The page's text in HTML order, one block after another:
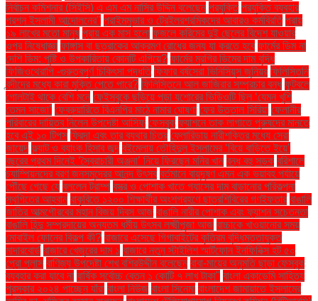
নির্বাচন কমিশনার (সিইসি) এ এম এম নাসির উদ্দিন বলেছেন প্রযুক্তি প্রযুক্তি ব্যবহার
প্রশ্ন ইসলামী আন্দোলনের" প্রাইমমুভার ও ট্রেইলরশ্রমিকদের আবারও কর্মবিরতি প্রায়
১৯ লাখের মতো মানুষ প্রায় এক মাস হলো ফজলে করিমের দুই ছেলের বিদেশ যাওয়ার
ওপর নিষেধাজ্ঞা ফাঙ্গাস বা ছত্রাকের আক্রমণ রোধের জন্য যা করতে হবে ফার্মের ডিম না
দেশি ডিম: পুষ্টি ও উপকারিতায় কোনটি এগিয়ে? ফার্মের মুরগির ডিমের দাম বৃদ্ধি
ফিজিওথেরাপি -গুরুত্বপূর্ণ চিকিৎসা পদ্ধতি ফিফার বর্ষসেরা ভিনিসিয়ুস জুনিয়র ফিলিস্তিনি
বন্দীদের মধ্যে কারা মুক্তি পেতে পারে? ফিলিস্তিনে আল জাজিরার সম্প্রচার বন্ধ ফুটবলে
গোলটাই থাকে বেশি মনে ফেইসবুকে ছড়িয়ে পড়া যশোরের ভিডিওটি ছিল ‘যেমন খুশি
তেমন সাজো’ ফেব্রুয়ারিতে বিএনপির মাঠে নামার ঘোষণা ফের উত্তাল সিরিয়া ফেলানীর
পরিবারের দায়িত্ব নিলেন উপদেষ্টা আসিফ ফেসবুক ফ্যাশনে তাক লাগাতে পুরুষদের মানতে
হবে এই ১০ টিপস ফ্রিদা এবং তার ব্যথার চিত্র ফ্লোরিডায় নারীশক্তির মধ্যে সেরা
জায়েদ ফ্ল্যাট ও ব্যাংক হিসাব জব্দ বইমেলায় তৌহিদুল ইসলামের ‘বিয়ে বাড়িতে ইয়ে’
বছরের প্রথম দিনেই ‘স্বৈরাচারী অঞ্জনা’ নিয়ে ফিরছেন মনির খান বন্ধ বহু সড়ক বরিশালে
চ্যাম্পিয়নদের বরণ জনসমুদ্রের আনন্দ উৎসব বর্তমানে বায়ুদূষণ এমন এক ভয়াবহ পর্যায়ে
পৌঁছে গেছে যে বললেন ট্রাম্প বস্ত্র ও পোশাক খাতে গ্যাসের দাম বাড়ানোর পরিকল্পনা
স্থগিতের আহ্বান বাকৃবিতে ১২০০ শিক্ষার্থীর অংশগ্রহণে ছাত্রশিবিরের গণইফতার বাঙালি
জাতির আত্মগৌরবের মহান বিজয় দিবস আজ বাঙালি নারীর পোশাক এবং ফ্যাশন সচেতনতা
বাঙালি হিন্দু সম্প্রদায়ের অন্যতম ধর্মীয় উৎসব লক্ষ্মীপূজা আজ বাচ্চাকে খাওয়ানোর সময়
মোবাইল ফোনের বিকল্প কী? বাজারে এসেছে গিগাবাইটের কৃত্রিম বুদ্ধিমত্তাযুক্ত
মাদারবোর্ড বাজারে খেজুরের দাম ১ বাজারে নতুন স্টাইলিশ স্মার্টফোন ইনফিনিক্স হট ৫০
প্রো প্লাস বাণিজ্য উপদেষ্টা শেখ বশিরউদ্দীন বলেছেন বাবা-মায়ের অনুমতি ছাড়া ফেসবুক
ব্যবহার করা যাবে না বার্ষিক সর্বোচ্চ বেতন ১ কোটি ৭ লাখ টাকা" বাংলা একাডেমি সাহিত্য
পুরস্কার ২০২৪ পাচ্ছেন যাঁরা বাংলা নিউজ বাংলা সিনেমা বাংলাদেশ জামায়াতে ইসলামের